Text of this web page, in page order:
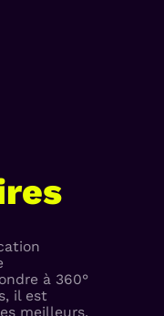
à 360°
il est
meilleurs.